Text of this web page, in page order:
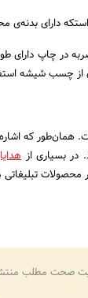
دارای بدنه‌ی
به نوع سیلیکون آن دارد اما
از چسب شیشه
همان‌طور که
در بسیاری از
تبلیغاتی
صحت مطلب